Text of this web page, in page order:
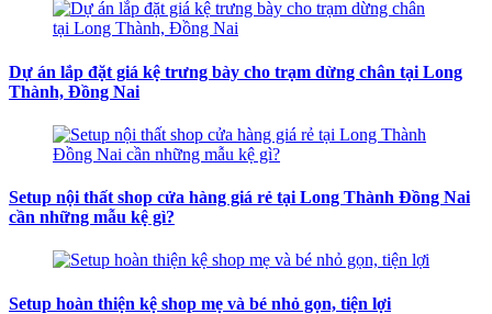
Dự án lắp đặt giá kệ trưng bày cho trạm dừng chân tại Long
Thành, Đồng Nai
Setup nội thất shop cửa hàng giá rẻ tại Long Thành Đồng Nai
cần những mẫu kệ gì?
Setup hoàn thiện kệ shop mẹ và bé nhỏ gọn, tiện lợi